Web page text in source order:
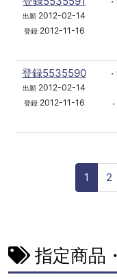
出願 2012-02-14
登録2012-11-16
登録5535590
出願 2012-02-14
登録2012-11-16
・
・
1
2
指定商品